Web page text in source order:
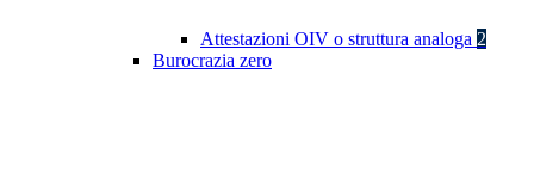
Attestazioni OIV o struttura analoga 2
Burocrazia zero